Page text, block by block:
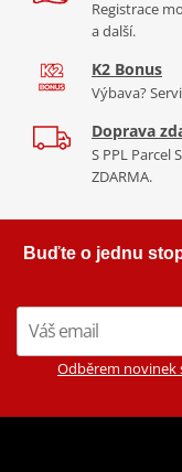
Comparative test
Registrace
a další.
K2 Bonus
Výbava?
Doprava
S PPL
ZDARMA.
Buďte o jednu
Odběrem novinek